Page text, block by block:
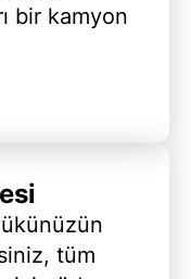
bir kamyon
tüm